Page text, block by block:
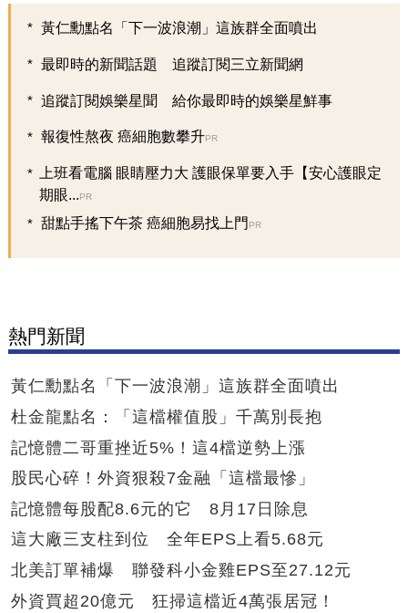
黃仁勳點名「下一波浪潮」這族群全面噴出
最即時的新聞話題 追蹤訂閱三立新聞網
追蹤訂閱娛樂星聞 給你最即時的娛樂星鮮事
報復性熬夜 癌細胞數攀升PR
上班看電腦 眼睛壓力大 護眼保單要入手【安心護眼定
期眼...PR
甜點手搖下午茶 癌細胞易找上門 PR
熱門新聞
黃仁勳點名「下一波浪潮」這族群全面噴出
杜金龍點名：「這檔權值股」千萬別長抱
記憶體二哥重挫近5%！這4檔逆勢上漲
股民心碎！外資狠殺7金融「這檔最慘」
記憶體每股配8.6元的它 8月17日除息
這大廠三支柱到位 全年EPS上看5.68元
北美訂單補爆 聯發科小金雞EPS至27.12元
外資買超20億元 狂掃這檔近4萬張居冠！